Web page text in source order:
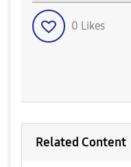
0 Likes
Related Content